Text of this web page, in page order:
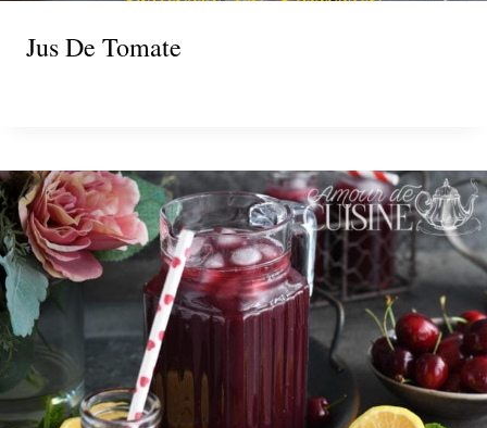
Jus De Tomate